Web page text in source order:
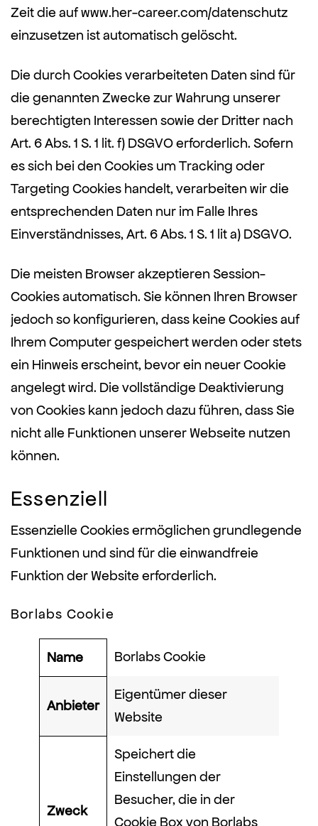
Zeit die auf www.her-career.com/datenschutz
einzusetzen ist automatisch gelöscht.
Die durch Cookies verarbeiteten Daten sind für
die genannten Zwecke zur Wahrung unserer
berechtigten Interessen sowie der Dritter nach
Art. 6 Abs. 1 S. 1 lit. f) DSGVO erforderlich. Sofern
es sich bei den Cookies um Tracking oder
Targeting Cookies handelt, verarbeiten wir die
entsprechenden Daten nur im Falle Ihres
Einverständnisses, Art. 6 Abs. 1 S. 1 lit a) DSGVO.
Die meisten Browser akzeptieren Session-
Cookies automatisch. Sie können Ihren Browser
jedoch so konfigurieren, dass keine Cookies auf
Ihrem Computer gespeichert werden oder stets
ein Hinweis erscheint, bevor ein neuer Cookie
angelegt wird. Die vollständige Deaktivierung
von Cookies kann jedoch dazu führen, dass Sie
nicht alle Funktionen unserer Webseite nutzen
können.
Essenziell
Essenzielle Cookies ermöglichen grundlegende
Funktionen und sind für die einwandfreie
Funktion der Website erforderlich.
Borlabs Cookie
Name Borlabs Cookie
Anbieter
Eigentümer dieser
Website
Zweck
Speichert die
Einstellungen der
Besucher, die in der
Cookie Box von Borlabs